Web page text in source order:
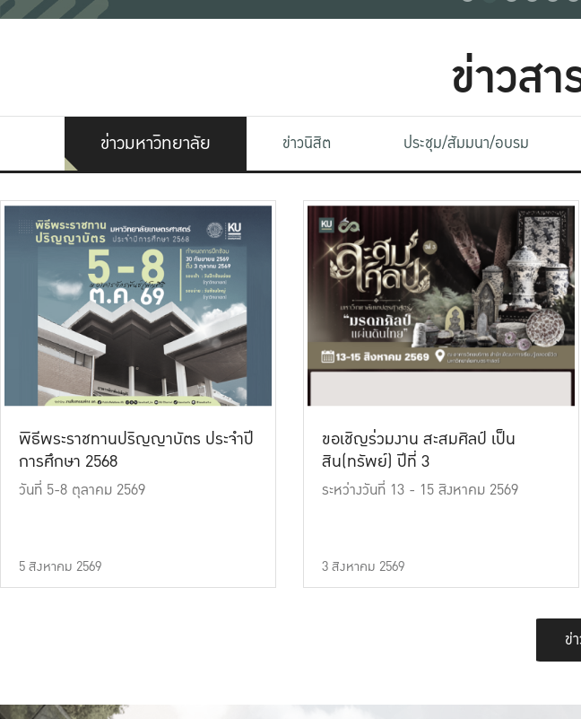
ข่าวส
ข่าวมหาวิทยาลัย ข่าวนิสิต ประชุม/สัมมนา/อบรม
พิธีพระราชทานปริญญาบัตร ประจำปี
การศึกษา 2568
วันที่ 5-8 ตุลาคม 2569
5 สิงหาคม 2569
ขอเชิญร่วมงาน สะสมศิลป์ เป็น
สิน(ทรัพย์) ปีที่ 3
ระหว่างวันที่ 13 - 15 สิงหาคม 2569
3 สิงหาคม 2569
ข่